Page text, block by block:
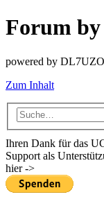
Forum
powered by
Zum Inhalt
Ihren Dank für das
Support als
hier ->